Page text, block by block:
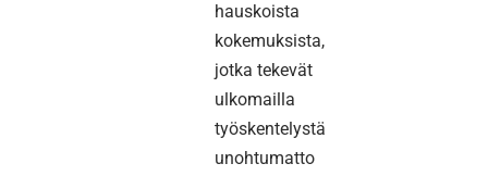
hauskoista
kokemuksista,
jotka tekevät
ulkomailla
työskentelystä
unohtumatto